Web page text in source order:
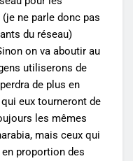
ne parle donc pas
du réseau)
on va aboutir au
utiliserons de
de plus en
eux tourneront de
les mêmes
mais ceux qui
proportion des